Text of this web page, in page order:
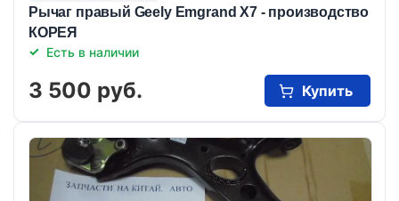
Рычаг правый Geely Emgrand X7 - производство
КОРЕЯ
Есть в наличии
3 500 руб. Купить